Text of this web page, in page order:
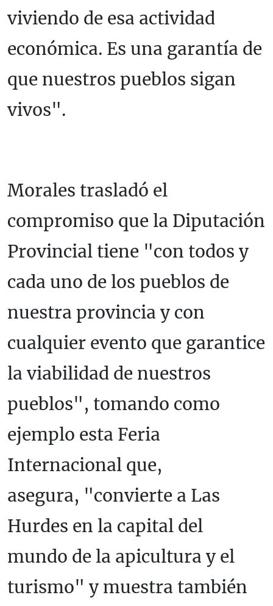
viviendo de esa actividad
económica. Es una garantía de
que nuestros pueblos sigan
vivos".
Morales trasladó el
compromiso que la Diputación
Provincial tiene "con todos y
cada uno de los pueblos de
nuestra provincia y con
cualquier evento que garantice
la viabilidad de nuestros
pueblos", tomando como
ejemplo esta Feria
Internacional que,
asegura, "convierte a Las
Hurdes en la capital del
mundo de la apicultura y el
turismo" y muestra también